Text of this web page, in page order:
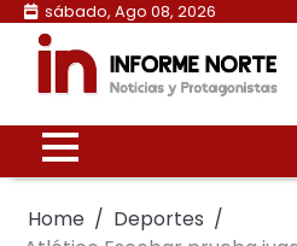
Skip
content
sábado, Ago 08, 2026
Home
Deportes